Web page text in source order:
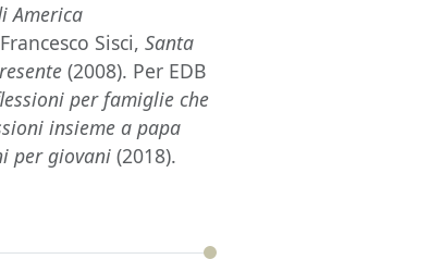
America
Sisci,Santa
(2008). Per EDB
per famiglie che
insieme a papa
per giovani (2018).